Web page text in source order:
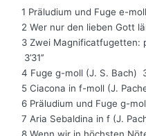
1 Präludium und Fuge e-moll
2 Wer nur den lieben Gott
3 Zwei Magnificatfugetten:
3’31’’
4 Fuge g-moll (J. S. Bach)
5 Ciacona in f-moll (J.
6 Präludium und Fuge g-moll
7 Aria Sebaldina in f (J.
8 Wenn wir in höchsten